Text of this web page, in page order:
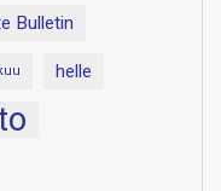
Bulletin
helle